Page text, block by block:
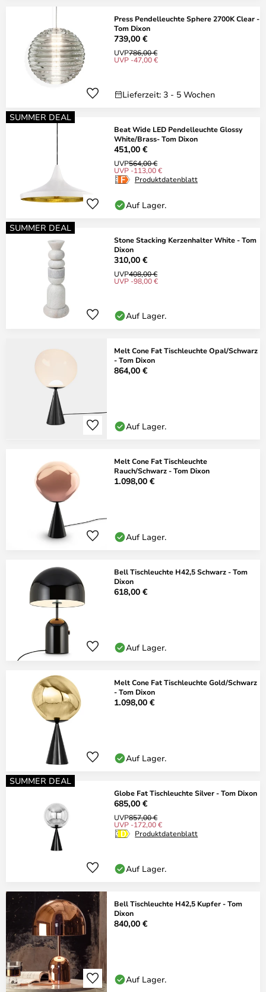
Press Pendelleuchte Sphere 2700K Clear -
Tom Dixon
739,00 €
UVP786,00 €
UVP -47,00 €
Lieferzeit: 3 - 5 Wochen
SUMMER DEAL
Beat Wide LED Pendelleuchte Glossy
White/Brass- Tom Dixon
451,00 €
UVP564,00 €
UVP -113,00 €
Produktdatenblatt
Auf Lager.
SUMMER DEAL
Stone Stacking Kerzenhalter White - Tom
Dixon
310,00 €
UVP408,00 €
UVP -98,00 €
Auf Lager.
Melt Cone Fat Tischleuchte Opal/Schwarz
- Tom Dixon
864,00 €
Auf Lager.
Melt Cone Fat Tischleuchte
Rauch/Schwarz - Tom Dixon
1.098,00 €
Auf Lager.
Bell Tischleuchte H42,5 Schwarz - Tom
Dixon
618,00 €
Auf Lager.
Melt Cone Fat Tischleuchte Gold/Schwarz
- Tom Dixon
1.098,00 €
Auf Lager.
SUMMER DEAL
Globe Fat Tischleuchte Silver - Tom Dixon
685,00 €
UVP857,00 €
UVP -172,00 €
Produktdatenblatt
Auf Lager.
Bell Tischleuchte H42,5 Kupfer - Tom
Dixon
840,00 €
Auf Lager.